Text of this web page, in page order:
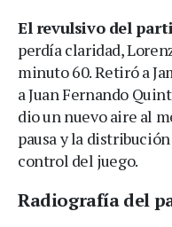
El revulsivo del
perdía claridad,
minuto 60. Retiró a
a Juan Fernando
dio un nuevo aire al
pausa y la
control del juego.
Radiografía del